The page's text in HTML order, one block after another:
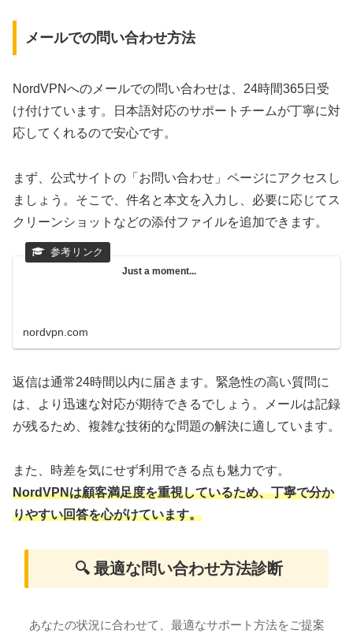
メールでの問い合わせ方法
NordVPNへのメールでの問い合わせは、24時間365日受
け付けています。日本語対応のサポートチームが丁寧に対
応してくれるので安心です。
まず、公式サイトの「お問い合わせ」ページにアクセスし
ましょう。そこで、件名と本文を入力し、必要に応じてス
クリーンショットなどの添付ファイルを追加できます。
Just a moment...
nordvpn.com
返信は通常24時間以内に届きます。緊急性の高い質問に
は、より迅速な対応が期待できるでしょう。メールは記録
が残るため、複雑な技術的な問題の解決に適しています。
また、時差を気にせず利用できる点も魅力です。
NordVPNは顧客満足度を重視しているため、丁寧で分か
りやすい回答を心がけています。
🔍 最適な問い合わせ方法診断
あなたの状況に合わせて、最適なサポート方法をご提案